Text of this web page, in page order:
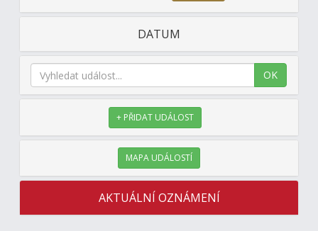
DATUM
OK
+ PŘIDAT UDÁLOST
MAPA UDÁLOSTÍ
AKTUÁLNÍ OZNÁMENÍ